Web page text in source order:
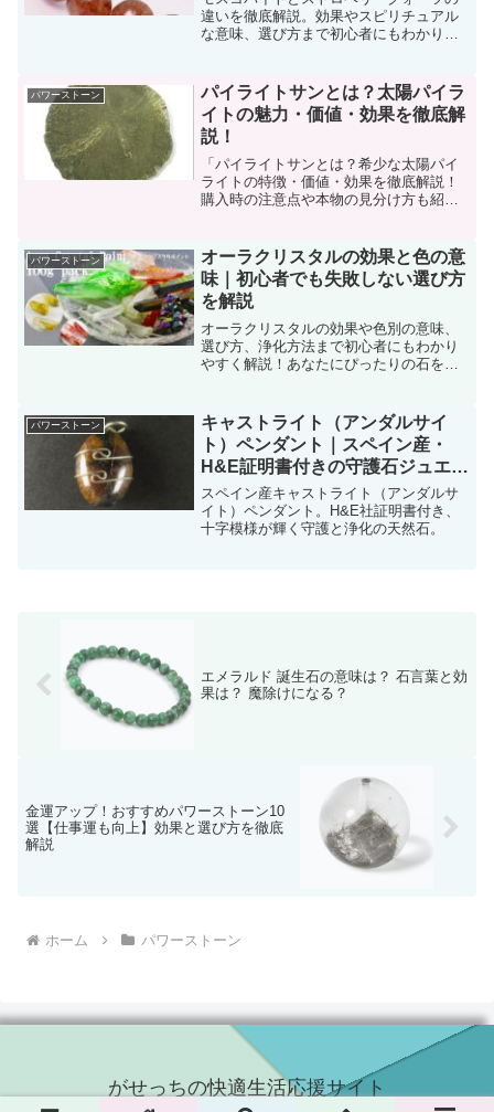
違いを徹底解説。効果やスピリチュアル
な意味、選び方まで初心者にもわかりや
パワーストーン
パイライトサンとは？太陽パイラ
イトの魅力・価値・効果を徹底解
説！
「パイライトサンとは？希少な太陽パイ
ライトの特徴・価値・効果を徹底解説！
購入時の注意点や本物の見分け方も紹
パワーストーン
オーラクリスタルの効果と色の意
味｜初心者でも失敗しない選び方
を解説
オーラクリスタルの効果や色別の意味、
選び方、浄化方法まで初心者にもわかり
やすく解説！あなたにぴったりの石を見
パワーストーン
キャストライト（アンダルサイ
ト）ペンダント｜スペイン産・
H&E証明書付きの守護石ジュエリ
ー
スペイン産キャストライト（アンダルサ
イト）ペンダント。H&E社証明書付き、
十字模様が輝く守護と浄化の天然石。
エメラルド 誕生石の意味は？ 石言葉と効
果は？ 魔除けになる？
金運アップ！おすすめパワーストーン10
選【仕事運も向上】効果と選び方を徹底
解説
ホーム パワーストーン
がせっちの快適生活応援サイト